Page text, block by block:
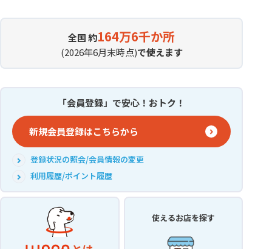
全国 約164万6千か所
(2026年6月末時点)で使えます
「会員登録」で安心！おトク！
新規会員登録はこちらから
登録状況の照会/会員情報の変更
利用履歴/ポイント履歴
使えるお店を探す